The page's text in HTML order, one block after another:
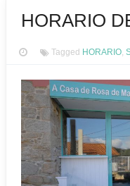
HORARIO
Tagged HORARIO,